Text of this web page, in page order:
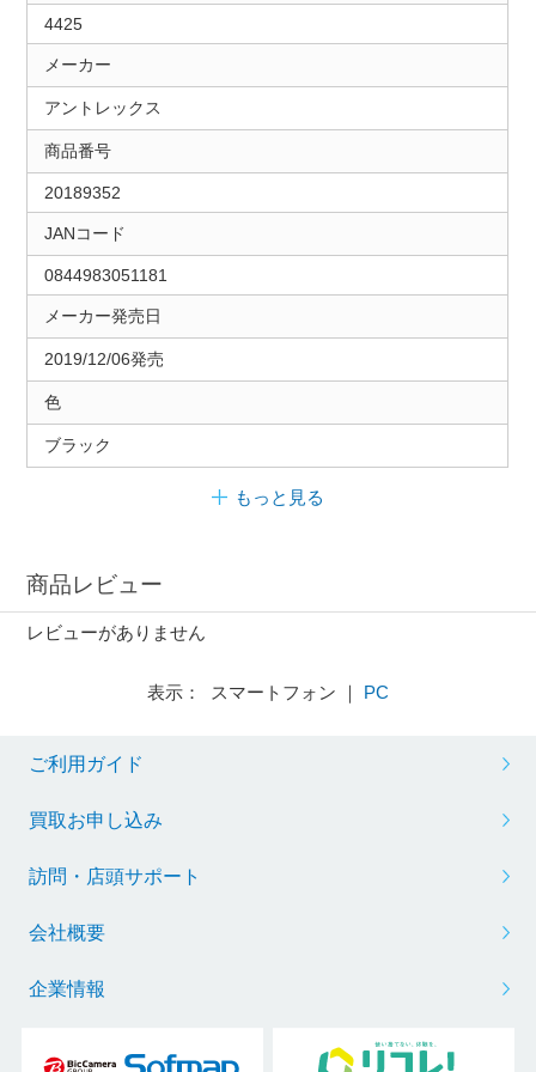
4425
メーカー
アントレックス
商品番号
20189352
JANコード
0844983051181
メーカー発売日
2019/12/06発売
色
ブラック
もっと見る
商品レビュー
レビューがありません
表示： スマートフォン ｜ PC
ご利用ガイド
買取お申し込み
訪問・店頭サポート
会社概要
企業情報